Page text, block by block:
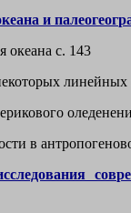
и
океана с. 143
в